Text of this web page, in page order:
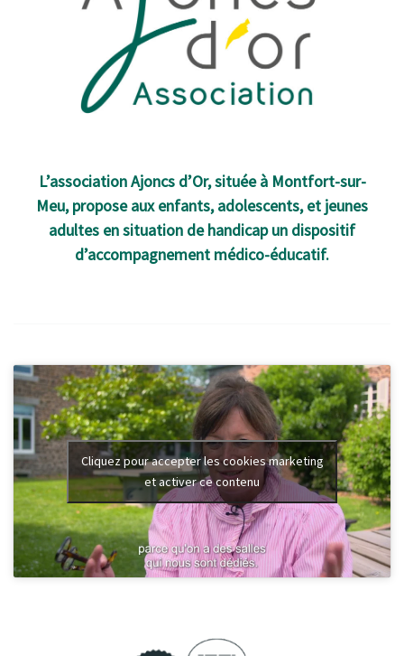
L’association Ajoncs d’Or, située à Montfort-sur-
Meu, propose aux enfants, adolescents, et jeunes
adultes en situation de handicap un dispositif
d’accompagnement médico-éducatif.
Cliquez pour accepter les cookies marketing
et activer ce contenu